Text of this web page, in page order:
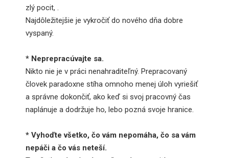
zlý pocit, .
Najdôležitejšie je vykročiť do nového dňa dobre
vyspaný.
* Neprepracúvajte sa.
Nikto nie je v práci nenahraditeľný. Prepracovaný
človek paradoxne stíha omnoho menej úloh vyriešiť
a správne dokončiť, ako keď si svoj pracovný čas
naplánuje a dodržuje ho, lebo pozná svoje hranice.
* Vyhoďte všetko, čo vám nepomáha, čo sa vám
nepáči a čo vás neteší.